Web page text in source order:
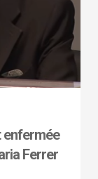
enfermée
Ferrer